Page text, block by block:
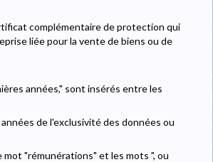
complémentaire de protection qui
liée pour la vente de biens ou de
années," sont insérés entre les
de l'exclusivité des données ou
mot "rémunérations" et les mots ", ou